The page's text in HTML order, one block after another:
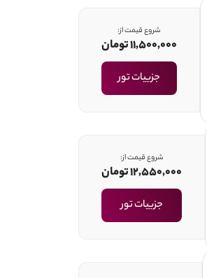
شروع قیمت از:
11,500,000 تومان
جزییات تور
شروع قیمت از:
12,550,000 تومان
جزییات تور